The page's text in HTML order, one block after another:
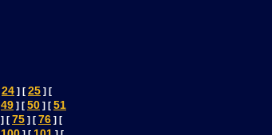
24 ] [ 25 ] [
49 ] [ 50 ] [ 51
] [ 75 ] [ 76 ] [